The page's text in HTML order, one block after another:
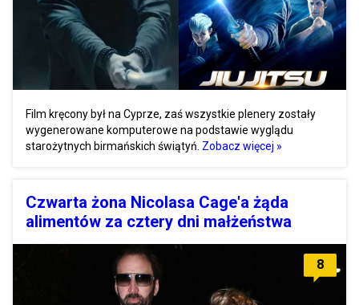
Film kręcony był na Cyprze, zaś wszystkie plenery zostały
wygenerowane komputerowe na podstawie wyglądu
starożytnych birmańskich świątyń. Zobacz więcej »
Czwarta żona Nicolasa Cage'a żąda
alimentów za cztery dni małżeństwa
8